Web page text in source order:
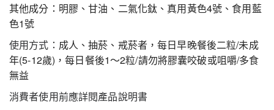
其他成分：明膠、甘油、二氣化鈦、真用黃色4號、食用藍
色1號
使用方式： 成人、抽菸、戒菸者，每日早晚餐後二粒/未成
年(5-12歲)，每日餐後1～2粒/請勿將膠囊咬破或咀嚼/多食
無益
消費者使用前應詳閱產品說明書